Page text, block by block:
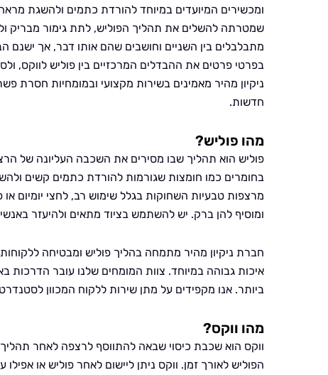
ומכשירים המיועדים במיוחד להורדת כתמים ולהשגת
שמטרתה להשלים את תהליך הפוליש, לתת גימור מבריק
מתבלבלים בין השניים וחושבים שהם אותו דבר, אך ישנם
בפרטי פרטים את ההבדלים המרכזיים בין פוליש
ניקיון מהיר מאמינים בשירות מקצועי ובמומחיות
חדשות.
מהו פוליש?
פוליש הוא תהליך שבו מסירים את השכבה העליונה של
בחומרים כמו חומצות שגורמות להורדת כתמים קשים
מרצפות טבעיות השחוקות בגלל שימוש רב, לחצי יומיום
ומוסיף להן ברק. יש להשתמש בציוד מתאים ולהיעזר
חברת ניקיון מהיר מתמחה בהליך פוליש ומבטיחה
איכות גבוהה במיוחד. צוות המומחים שלנו עובר הדרכות
ביותר. אנו מקפידים על מתן שירות ללקוח המכוון
מהו ווקס?
ווקס הוא שכבת כיסוי שבאה להתווסף לרצפה לאחר
הפוליש לאורך זמן. ווקס ניתן ליישום לאחר פוליש או